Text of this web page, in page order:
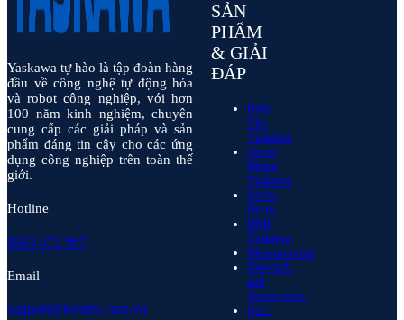
Yaskawa tự hào là tập đoàn hàng
đầu về công nghệ tự động hóa
và robot công nghiệp, với hơn
100 năm kinh nghiệm, chuyên
cung cấp các giải pháp và sản
phẩm đáng tin cậy cho các ứng
dụng công nghiệp trên toàn thế
giới.
Hotline
0963 872 967
Email
support@kentek.com.vn
SẢN
PHẨM
& GIẢI
ĐÁP
Biến
Tần
Yaskawa
Servo
Motor
Yaskawa
Servo
Drive
HMI
Yaskawa
Measurement
Network
and
Teleservice
PLC